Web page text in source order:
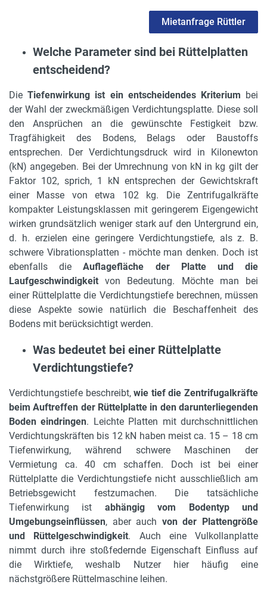
Mietanfrage Rüttler
Welche Parameter sind bei Rüttelplatten
entscheidend?
DieTiefenwirkung ist ein entscheidendes Kriterium bei
der Wahl der zweckmäßigen Verdichtungsplatte. Diese soll
den Ansprüchen an die gewünschte Festigkeit bzw.
Tragfähigkeit des Bodens, Belags oder Baustoffs
entsprechen. Der Verdichtungsdruck wird in Kilonewton
(kN) angegeben. Bei der Umrechnung von kN in kg gilt der
Faktor 102, sprich, 1 kN entsprechen der Gewichtskraft
einer Masse von etwa 102 kg. Die Zentrifugalkräfte
kompakter Leistungsklassen mit geringerem Eigengewicht
wirken grundsätzlich weniger stark auf den Untergrund ein,
d. h. erzielen eine geringere Verdichtungstiefe, als z. B.
schwere Vibrationsplatten - möchte man denken. Doch ist
ebenfalls dieAuflagefläche der Platte und die
Laufgeschwindigkeit von Bedeutung. Möchte man bei
einer Rüttelplatte die Verdichtungstiefe berechnen, müssen
diese Aspekte sowie natürlich die Beschaffenheit des
Bodens mit berücksichtigt werden.
Was bedeutet bei einer Rüttelplatte
Verdichtungstiefe?
Verdichtungstiefe beschreibt,wie tief die Zentrifugalkräfte
beim Auftreffen der Rüttelplatte in den darunterliegenden
Boden eindringen. Leichte Platten mit durchschnittlichen
Verdichtungskräften bis 12 kN haben meist ca. 15 – 18 cm
Tiefenwirkung, während schwere Maschinen der
Vermietung ca. 40 cm schaffen. Doch ist bei einer
Rüttelplatte die Verdichtungstiefe nicht ausschließlich am
Betriebsgewicht festzumachen. Die tatsächliche
Tiefenwirkung ist abhängig vom Bodentyp und
Umgebungseinflüssen, aber auch von der Plattengröße
und Rüttelgeschwindigkeit. Auch eine Vulkollanplatte
nimmt durch ihre stoßfedernde Eigenschaft Einfluss auf
die Wirktiefe, weshalb Nutzer hier häufig eine
nächstgrößere Rüttelmaschine leihen.